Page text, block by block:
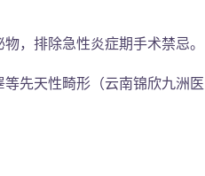
，排除急性炎症期手术禁忌。
先天性畸形（云南锦欣九洲医